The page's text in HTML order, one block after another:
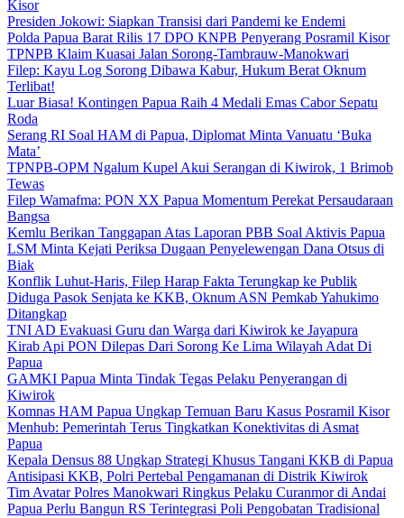
Kisor
Presiden Jokowi: Siapkan Transisi dari Pandemi ke Endemi
Polda Papua Barat Rilis 17 DPO KNPB Penyerang Posramil Kisor
TPNPB Klaim Kuasai Jalan Sorong-Tambrauw-Manokwari
Filep: Kayu Log Sorong Dibawa Kabur, Hukum Berat Oknum
Terlibat!
Luar Biasa! Kontingen Papua Raih 4 Medali Emas Cabor Sepatu
Roda
Serang RI Soal HAM di Papua, Diplomat Minta Vanuatu ‘Buka
Mata’
TPNPB-OPM Ngalum Kupel Akui Serangan di Kiwirok, 1 Brimob
Tewas
Filep Wamafma: PON XX Papua Momentum Perekat Persaudaraan
Bangsa
Kemlu Berikan Tanggapan Atas Laporan PBB Soal Aktivis Papua
LSM Minta Kejati Periksa Dugaan Penyelewengan Dana Otsus di
Biak
Konflik Luhut-Haris, Filep Harap Fakta Terungkap ke Publik
Diduga Pasok Senjata ke KKB, Oknum ASN Pemkab Yahukimo
Ditangkap
TNI AD Evakuasi Guru dan Warga dari Kiwirok ke Jayapura
Kirab Api PON Dilepas Dari Sorong Ke Lima Wilayah Adat Di
Papua
GAMKI Papua Minta Tindak Tegas Pelaku Penyerangan di
Kiwirok
Komnas HAM Papua Ungkap Temuan Baru Kasus Posramil Kisor
Menhub: Pemerintah Terus Tingkatkan Konektivitas di Asmat
Papua
Kepala Densus 88 Ungkap Strategi Khusus Tangani KKB di Papua
Antisipasi KKB, Polri Pertebal Pengamanan di Distrik Kiwirok
Tim Avatar Polres Manokwari Ringkus Pelaku Curanmor di Andai
Papua Perlu Bangun RS Terintegrasi Poli Pengobatan Tradisional